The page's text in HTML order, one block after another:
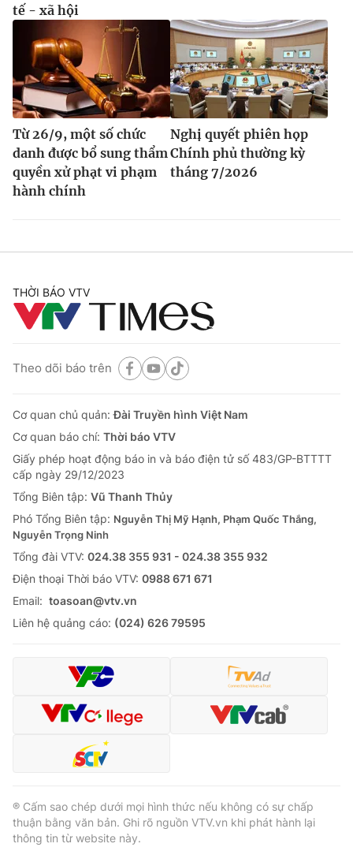
tế - xã hội
Từ 26/9, một số chức
danh được bổ sung thẩm
quyền xử phạt vi phạm
hành chính
Nghị quyết phiên họp
Chính phủ thường kỳ
tháng 7/2026
THỜI BÁO VTV
Theo dõi báo trên
Cơ quan chủ quản:Đài Truyền hình Việt Nam
Cơ quan báo chí: Thời báo VTV
Giấy phép hoạt động báo in và báo điện tử số 483/GP-BTTTT
cấp ngày 29/12/2023
Tổng Biên tập: Vũ Thanh Thủy
Phó Tổng Biên tập: Nguyễn Thị Mỹ Hạnh, Phạm Quốc Thắng,
Nguyễn Trọng Ninh
Tổng đài VTV: 024.38 355 931 - 024.38 355 932
Ðiện thoại Thời báo VTV: 0988 671 671
Email: toasoan@vtv.vn
Liên hệ quảng cáo: (024) 626 79595
® Cấm sao chép dưới mọi hình thức nếu không có sự chấp
thuận bằng văn bản. Ghi rõ nguồn VTV.vn khi phát hành lại
thông tin từ website này.